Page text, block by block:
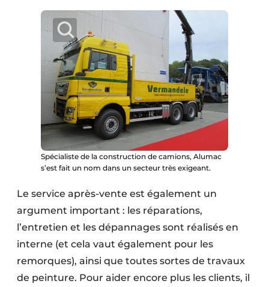
Spécialiste de la construction de camions, Alumac
s’est fait un nom dans un secteur très exigeant.
Le service après-vente est également un
argument important : les réparations,
l’entretien et les dépannages sont réalisés en
interne (et cela vaut également pour les
remorques), ainsi que toutes sortes de travaux
de peinture. Pour aider encore plus les clients, il